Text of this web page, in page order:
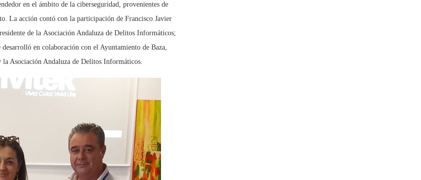
en el ámbito de la ciberseguridad, provenientes de
La acción contó con la participación de Francisco Javier
de la Asociación Andaluza de Delitos Informáticos;
en colaboración con el Ayuntamiento de Baza,
Asociación Andaluza de Delitos Informáticos.